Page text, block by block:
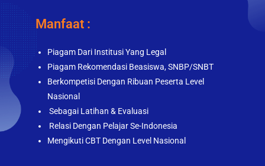
Manfaat :
Piagam Dari Institusi Yang Legal
Piagam Rekomendasi Beasiswa, SNBP/SNBT
Berkompetisi Dengan Ribuan Peserta Level
Nasional
Sebagai Latihan & Evaluasi
Relasi Dengan Pelajar Se-Indonesia
Mengikuti CBT Dengan Level Nasional